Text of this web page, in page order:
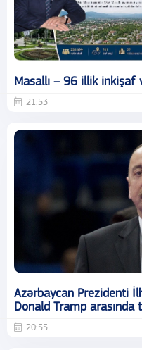
Masallı – 96 illik inkişaf
21:53
Azərbaycan Prezidenti
Donald Tramp arasında
20:55